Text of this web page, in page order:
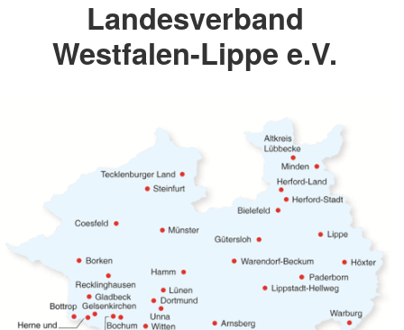
Landesverband
Westfalen-Lippe e.V.